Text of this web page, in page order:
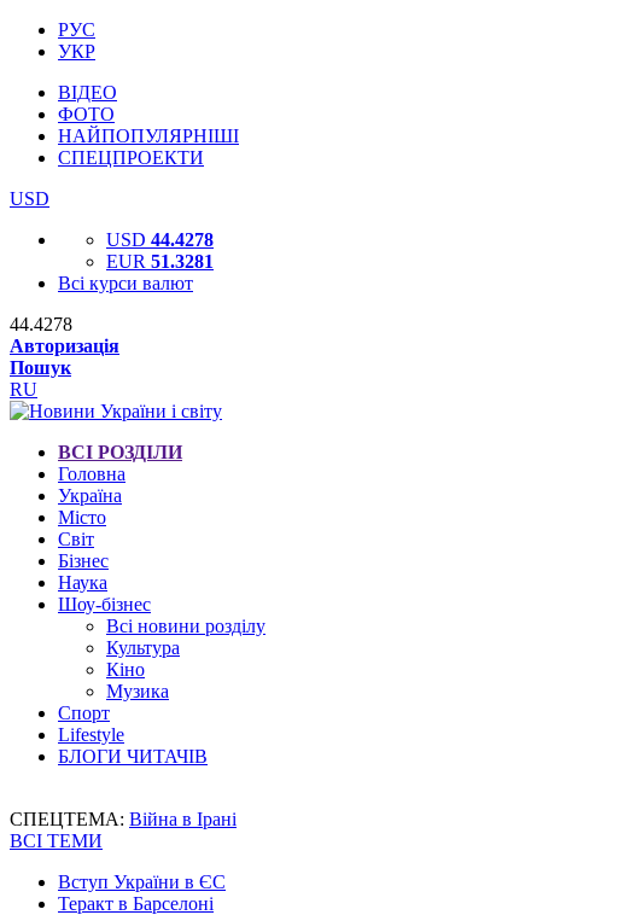
РУС
УКР
ВІДЕО
ФОТО
НАЙПОПУЛЯРНІШІ
СПЕЦПРОЕКТИ
USD
USD 44.4278
EUR 51.3281
Всі курси валют
44.4278
Авторизація
Пошук
RU
ВСІ РОЗДІЛИ
Головна
Україна
Місто
Світ
Бізнес
Наука
Шоу-бізнес
Всі новини розділу
Культура
Кіно
Музика
Спорт
Lifestyle
БЛОГИ ЧИТАЧІВ
СПЕЦТЕМА: Війна в Ірані
ВСІ ТЕМИ
Вступ України в ЄС
Теракт в Барселоні